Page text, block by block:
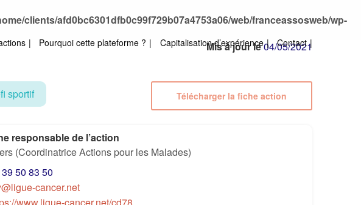
clients/afd0bc6301dfb0c99f729b07a4753a06/web/franceassosweb/wp-
Pourquoi cette plateforme ? Capitalisation d’expérience Contact
Mis à jour le04/05/2021
sportif Télécharger la fiche action
responsable de l’action
(Coordinatrice Actions pour les Malades)
50 83 50
cancer.net